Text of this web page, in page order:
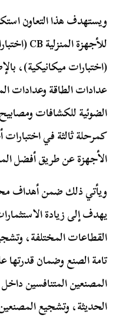
ويستهدف هذا التعاون
(اختبارات ميكانيكية)،
عدادات الطاقة وعدادات
الضوئية للكشافات
كمرحلة ثالثة في
الأجهزة عن طريق أفضل
ويأتي ذلك ضمن أهداف
يهدف إلى زيادة
القطاعات المختلفة،
تامة الصنع وضمان
المصنعين المتنافسين داخل
الحديثة، وتشجيع